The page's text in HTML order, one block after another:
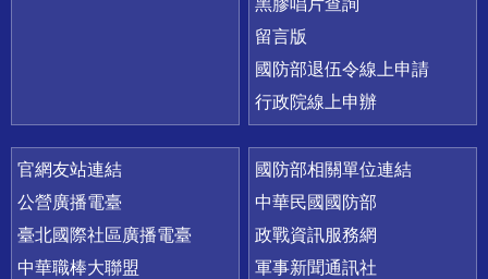
黑膠唱片查詢
留言版
國防部退伍令線上申請
行政院線上申辦
官網友站連結
公營廣播電臺
臺北國際社區廣播電臺
中華職棒大聯盟
國防部相關單位連結
中華民國國防部
政戰資訊服務網
軍事新聞通訊社